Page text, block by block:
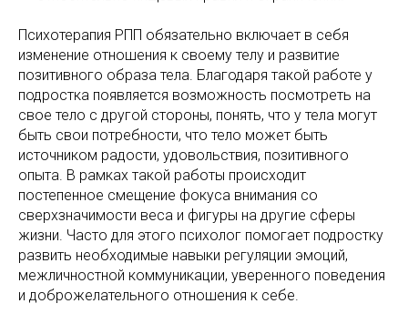
Психотерапия РПП обязательно включает в себя
изменение отношения к своему телу и развитие
позитивного образа тела. Благодаря такой работе у
подростка появляется возможность посмотреть на
свое тело с другой стороны, понять, что у тела могут
быть свои потребности, что тело может быть
источником радости, удовольствия, позитивного
опыта. В рамках такой работы происходит
постепенное смещение фокуса внимания со
сверхзначимости веса и фигуры на другие сферы
жизни. Часто для этого психолог помогает подростку
развить необходимые навыки регуляции эмоций,
межличностной коммуникации, уверенного поведения
и доброжелательного отношения к себе.